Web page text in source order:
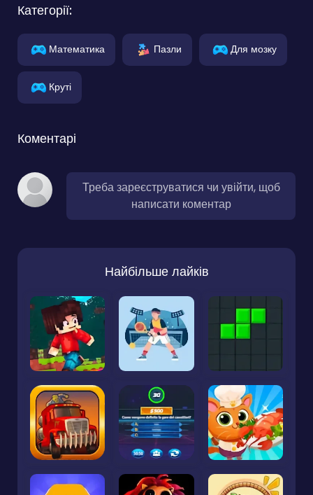
Категорії:
Математика Пазли Для мозку
Круті
Коментарі
Треба зареєструватися чи увійти, щоб
написати коментар
Найбільше лайків